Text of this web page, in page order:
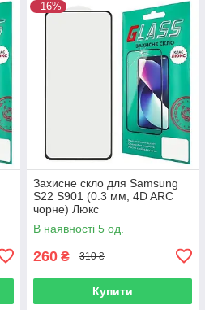
–16%
Захисне скло для Samsung
S22 S901 (0.3 мм, 4D ARC
чорне) Люкс
В наявності 5 од.
260 ₴ 310 ₴
Купити